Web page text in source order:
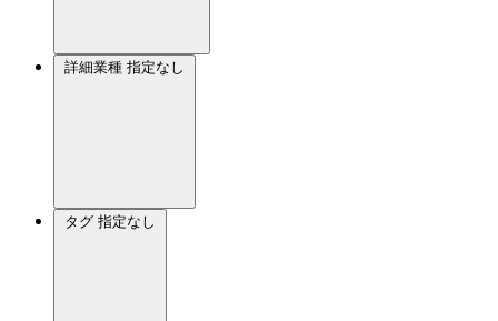
詳細業種 指定なし
タグ 指定なし